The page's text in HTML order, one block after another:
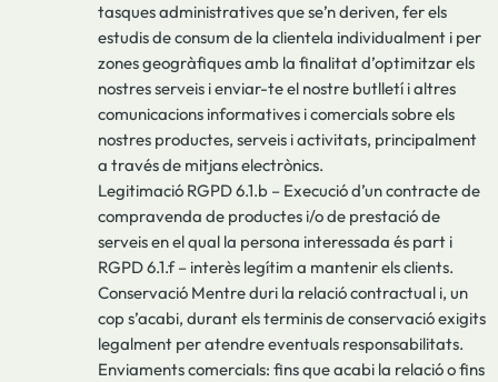
tasques administratives que se’n deriven, fer els
estudis de consum de la clientela individualment i per
zones geogràfiques amb la finalitat d’optimitzar els
nostres serveis i enviar-te el nostre butlletí i altres
comunicacions informatives i comercials sobre els
nostres productes, serveis i activitats, principalment
a través de mitjans electrònics.
Legitimació RGPD 6.1.b – Execució d’un contracte de
compravenda de productes i/o de prestació de
serveis en el qual la persona interessada és part i
RGPD 6.1.f – interès legítim a mantenir els clients.
Conservació Mentre duri la relació contractual i, un
cop s’acabi, durant els terminis de conservació exigits
legalment per atendre eventuals responsabilitats.
Enviaments comercials: fins que acabi la relació o fins